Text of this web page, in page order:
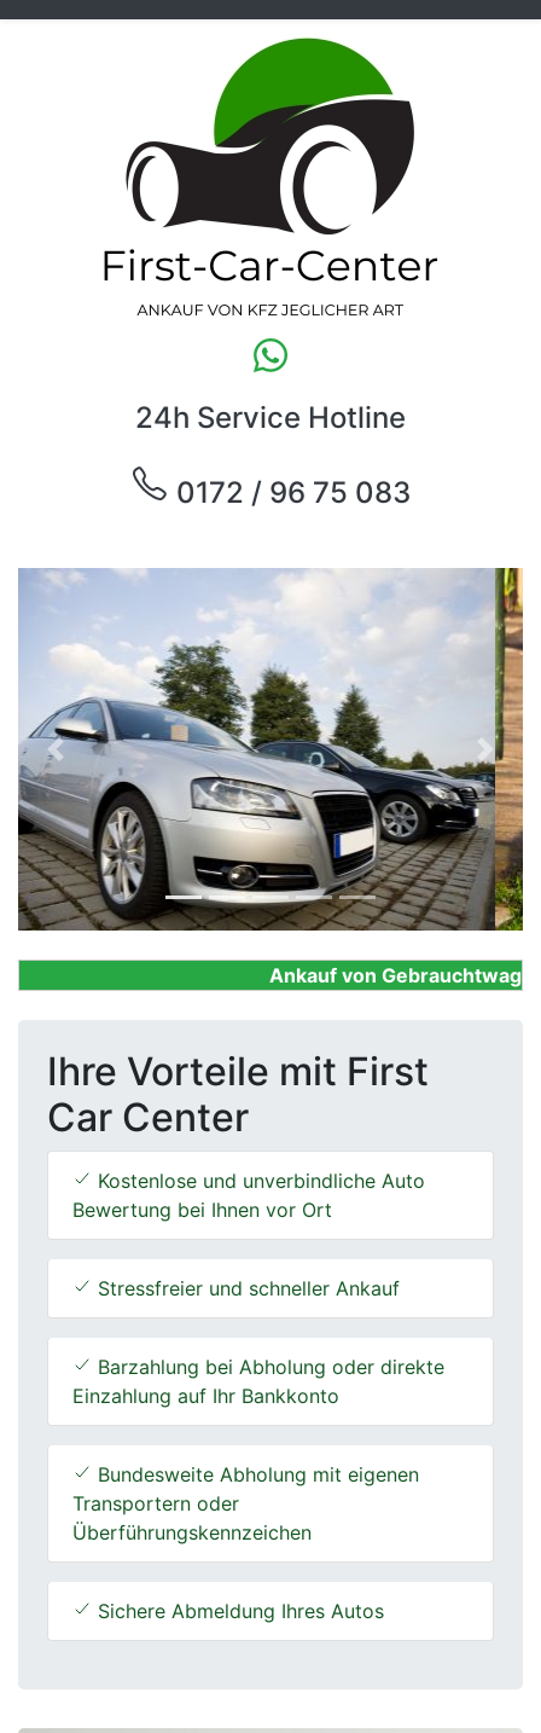
24h Service Hotline
0172 / 96 75 083
Previous Next
Ankauf von
Ihre Vorteile mit First
Car Center
Kostenlose und unverbindliche Auto
Bewertung bei Ihnen vor Ort
Stressfreier und schneller Ankauf
Barzahlung bei Abholung oder direkte
Einzahlung auf Ihr Bankkonto
Bundesweite Abholung mit eigenen
Transportern oder
Überführungskennzeichen
Sichere Abmeldung Ihres Autos